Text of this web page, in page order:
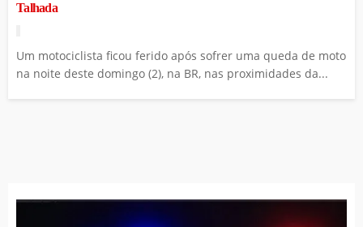
Talhada
Um motociclista ficou ferido após sofrer uma queda de moto
na noite deste domingo (2), na BR, nas proximidades da...